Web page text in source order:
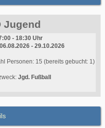
Jugend
- 18:30 Uhr
06.08.2026 - 29.10.2026
Personen: 15 (bereits gebucht: 1)
Jgd. Fußball